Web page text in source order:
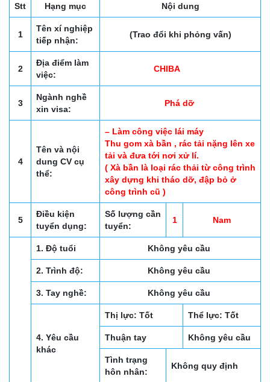
Stt Hạng mục Nội dung
1
Tên xí nghiệp
tiếp nhận:
(Trao đổi khi phỏng vấn)
2
Địa điểm làm
việc:
CHIBA
3
Ngành nghề
xin visa:
Phá dỡ
4
Tên và nội
dung CV cụ
thể:
– Làm công việc lái máy
Thu gom xà bần , rác tải nặng lên xe
tải và đưa tới nơi xử lí.
( Xà bần là loại rác thải từ công trình
xây dựng khi tháo dỡ, đập bỏ ở
công trình cũ )
5
Điều kiện
tuyển dụng:
Số lượng cần
tuyển:
1 Nam
1. Độ tuổi Không yêu cầu
2. Trình độ: Không yêu cầu
3. Tay nghề: Không yêu cầu
4. Yêu cầu
khác
Thị lực: Tốt Thể lực: Tốt
Thuận tay Không yêu cầu
Tình trạng
hôn nhân:
Không quy định